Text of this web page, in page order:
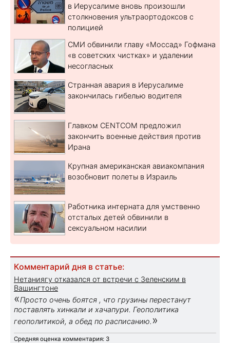
в Иерусалиме вновь произошли
столкновения ультраортодоксов с
полицией
СМИ обвинили главу «Моссад» Гофмана
«в советских чистках» и удалении
несогласных
Странная авария в Иерусалиме
закончилась гибелью водителя
Главком CENTCOM предложил
закончить военные действия против
Ирана
Крупная американская авиакомпания
возобновит полеты в Израиль
Работника интерната для умственно
отсталых детей обвинили в
сексуальном насилии
Комментарий дня в статье:
Нетаниягу отказался от встречи с Зеленским в
Вашингтоне
«Просто очень боятся , что грузины перестанут
поставлять хинкали и хачапури. Геополитика
геополитикой, а обед по расписанию. »
Средняя оценка комментария: 3